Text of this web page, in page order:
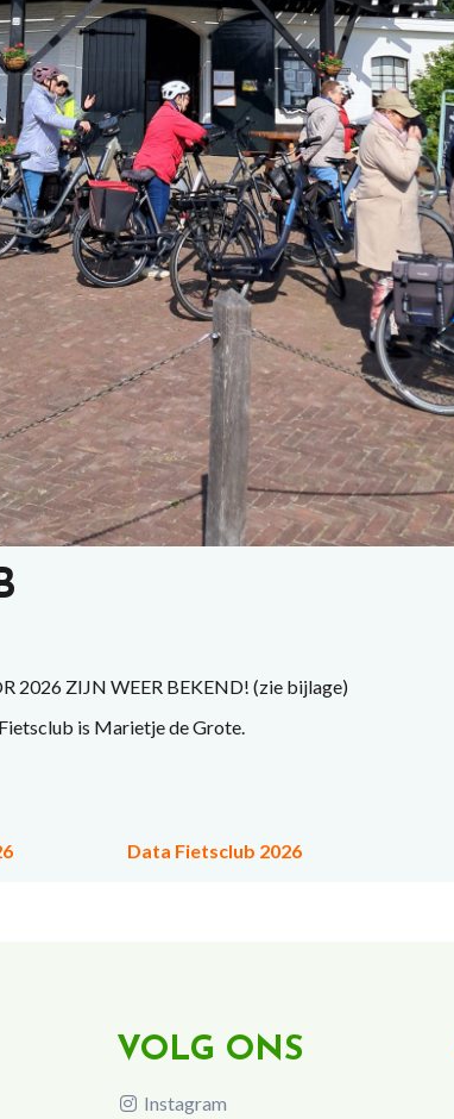
2026 ZIJN WEER BEKEND! (zie bijlage)
is Marietje de Grote.
Data Fietsclub 2026
VOLG ONS
Instagram